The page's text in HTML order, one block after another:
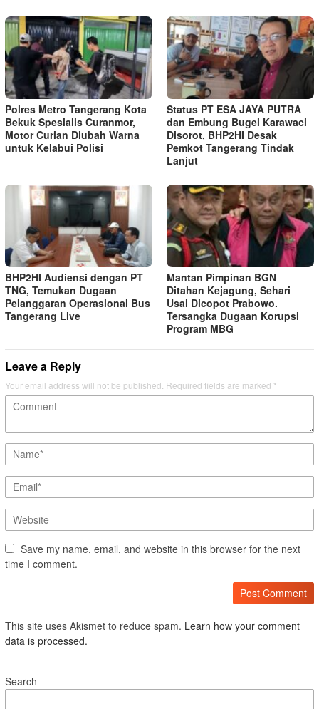
Polres Metro Tangerang Kota
Bekuk Spesialis Curanmor,
Motor Curian Diubah Warna
untuk Kelabui Polisi
Status PT ESA JAYA PUTRA
dan Embung Bugel Karawaci
Disorot, BHP2HI Desak
Pemkot Tangerang Tindak
Lanjut
BHP2HI Audiensi dengan PT
TNG, Temukan Dugaan
Pelanggaran Operasional Bus
Tangerang Live
Mantan Pimpinan BGN
Ditahan Kejagung, Sehari
Usai Dicopot Prabowo.
Tersangka Dugaan Korupsi
Program MBG
Leave a Reply
Your email address will not be published. Required fields are marked *
Save my name, email, and website in this browser for the next
time I comment.
This site uses Akismet to reduce spam. Learn how your comment
data is processed.
Search